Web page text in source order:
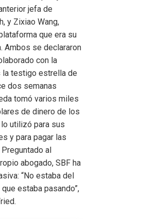
jefa de
y Zixiao Wang,
que era su
Ambos se declararon
con la
la testigo estrella de
dos semanas
tomó varios miles
de dinero de los
utilizó para sus
y para pagar las
al
abogado, SBF ha
“No estaba del
estaba pasando”,